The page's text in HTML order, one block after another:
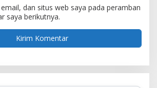
dan situs web saya pada peramban
saya berikutnya.